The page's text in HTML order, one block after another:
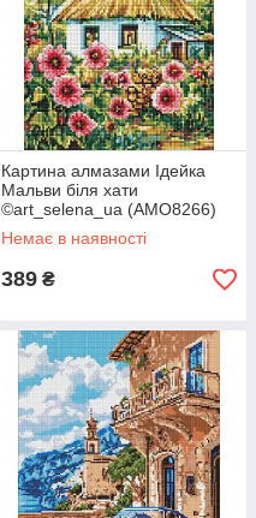
Картина алмазами Ідейка
Мальви біля хати
©art_selena_ua (AMO8266)
30 х 40 см (На підрамнику)
Немає в наявності
389 ₴